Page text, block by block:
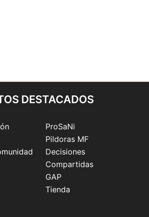
DESTACADOS
ProSaNi
Pildoras MF
Decisiones
Compartidas
GAP
Tienda